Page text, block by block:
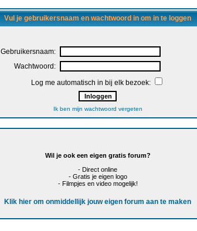
Vul je gebruikersnaam en wachtwoord in om in te loggen
Gebruikersnaam:
Wachtwoord:
Log me automatisch in bij elk bezoek:
Ik ben mijn wachtwoord vergeten
Wil je ook een eigen gratis forum?
- Direct online
- Gratis je eigen logo
- Filmpjes en video mogelijk!
Klik hier om onmiddellijk jouw eigen forum aan te maken